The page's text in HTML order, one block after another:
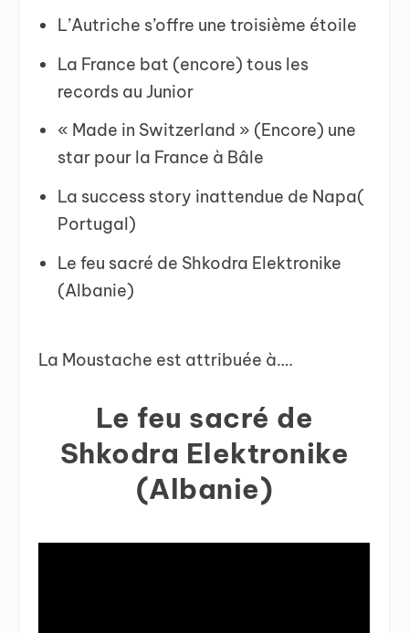
L’Autriche s’offre une troisième étoile
La France bat (encore) tous les
records au Junior
« Made in Switzerland » (Encore) une
star pour la France à Bâle
La success story inattendue de Napa(
Portugal)
Le feu sacré de Shkodra Elektronike
(Albanie)
La Moustache est attribuée à….
Le feu sacré de
Shkodra Elektronike
(Albanie)